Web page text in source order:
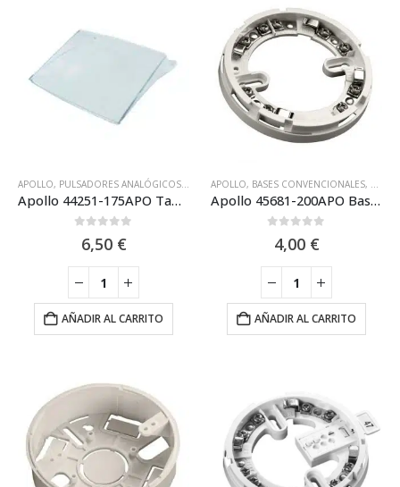
APOLLO, PULSADORES ANALÓGICOS,PULSADORES CONVENCIONALES
Apollo 44251-175APO Tapa para la gama de pulsadores de alarma
6,50 €
AÑADIR AL CARRITO
APOLLO, BASES CONVENCIONALES,
Apollo 45681-200APO Base para Detector Convencional Apollo Serie S65
4,00 €
AÑADIR AL CARRITO